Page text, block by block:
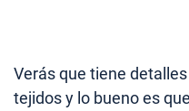
Verás que tiene
tejidos y lo bueno es